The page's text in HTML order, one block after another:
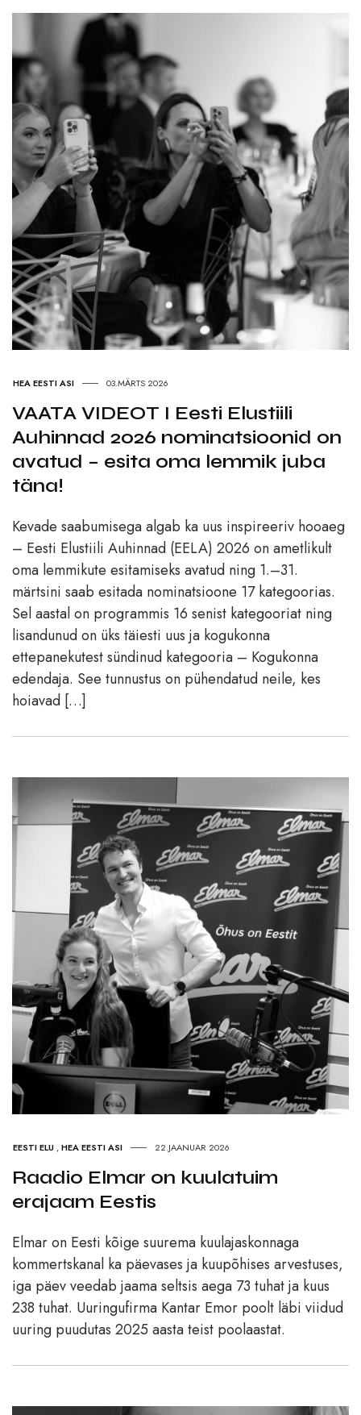
HEA EESTI ASI 03.MÄRTS 2026
VAATA VIDEOT I Eesti Elustiili
Auhinnad 2026 nominatsioonid on
avatud – esita oma lemmik juba
täna!
Kevade saabumisega algab ka uus inspireeriv hooaeg
– Eesti Elustiili Auhinnad (EELA) 2026 on ametlikult
oma lemmikute esitamiseks avatud ning 1.–31.
märtsini saab esitada nominatsioone 17 kategoorias.
Sel aastal on programmis 16 senist kategooriat ning
lisandunud on üks täiesti uus ja kogukonna
ettepanekutest sündinud kategooria – Kogukonna
edendaja. See tunnustus on pühendatud neile, kes
hoiavad […]
EESTI ELU ,HEA EESTI ASI 22.JAANUAR 2026
Raadio Elmar on kuulatuim
erajaam Eestis
Elmar on Eesti kõige suurema kuulajaskonnaga
kommertskanal ka päevases ja kuupõhises arvestuses,
iga päev veedab jaama seltsis aega 73 tuhat ja kuus
238 tuhat. Uuringufirma Kantar Emor poolt läbi viidud
uuring puudutas 2025 aasta teist poolaastat.